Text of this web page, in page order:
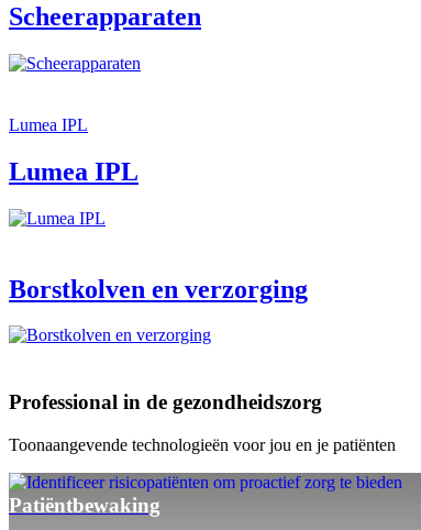
Scheerapparaten
Lumea IPL
Lumea IPL
Borstkolven en verzorging
Professional in de gezondheidszorg
Toonaangevende technologieën voor jou en je patiënten
Patiëntbewaking